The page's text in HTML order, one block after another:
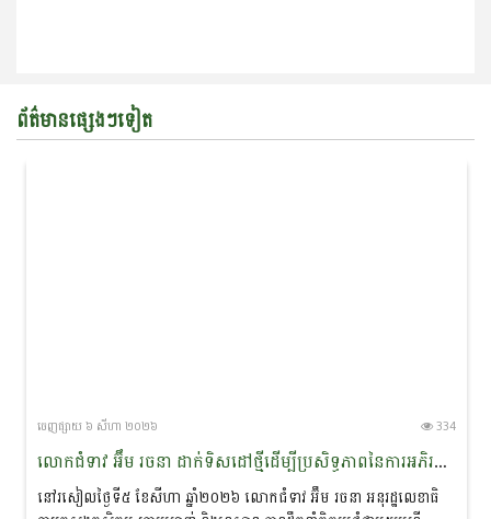
ព័ត៌មានផ្សេងៗទៀត
ចេញ​ផ្សាយ​ ៦ សីហា ២០២៦ 334
លោកជំទាវ អ៊ឹម រចនា ដាក់ទិសដៅថ្មីដើម្បីប្រសិទ្ធភាពនៃការអភិរក្ស​ផ្សោត​ទន្លេមេគង្គ និងផ្តាំផ្ញើឱ្យឆ្មាំទន្លេយកចិត្តទុកដាក់លើសុវត្ថិភាព​ពេលចេញល្បាតក្នុងរដូវវស្សា
នៅរសៀលថ្ងៃទី៥ ខែសីហា ឆ្នាំ២០២៦ លោកជំទាវ អ៊ឹម រចនា អនុរដ្ឋ​លេខាធិ